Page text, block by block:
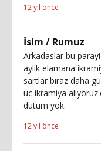
12 yıl önce
İsim / Rumuz
Arkadaslar bu
aylik elamana
sartlar biraz daha
uc ikramiya
dutum yok.
12 yıl önce